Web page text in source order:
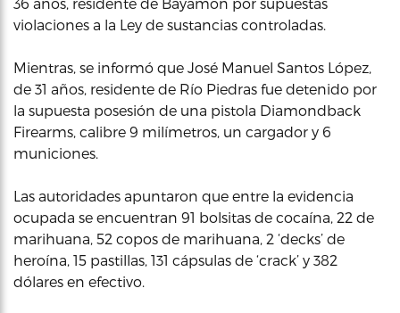
violaciones a la Ley de sustancias controladas.
Mientras, se informó que José Manuel Santos López,
de 31 años, residente de Río Piedras fue detenido por
la supuesta posesión de una pistola Diamondback
Firearms, calibre 9 milímetros, un cargador y 6
municiones.
Las autoridades apuntaron que entre la evidencia
ocupada se encuentran 91 bolsitas de cocaína, 22 de
marihuana, 52 copos de marihuana, 2 ‘decks’ de
heroína, 15 pastillas, 131 cápsulas de ‘crack’ y 382
dólares en efectivo.